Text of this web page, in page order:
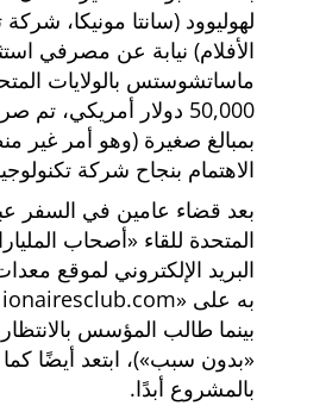
لهوليوود (سانتا مونيكا،
الأفلام) نيابة عن مصرفي
ماساتشوستس بالولايات
50,000 دولار أمريكي، تم
بمبالغ صغيرة (وهو أمر غير
الاهتمام بنجاح شركة
بعد قضاء عامين في السفر
المتحدة للقاء
أصحاب
البريد الإلكتروني لموقع
به على
بينما طالب المؤسس بالانتظار
بدون سبب )، ابتعد أيضًا
بالمشروع أبدًا.